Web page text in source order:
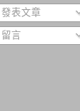
發表文章
留言